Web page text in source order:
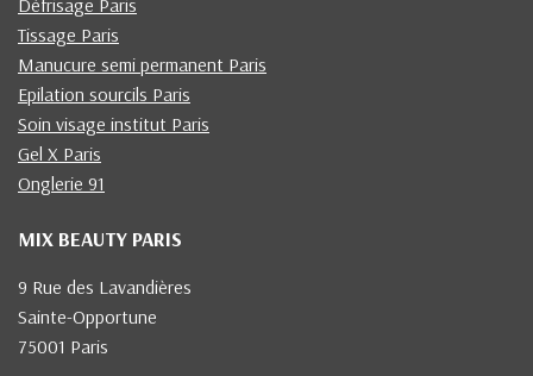
Tissage Paris
Manucure semi permanent Paris
Epilation sourcils Paris
Soin visage institut Paris
Gel X Paris
Onglerie 91
MIX BEAUTY PARIS
9 Rue des Lavandières
Sainte-Opportune
75001 Paris